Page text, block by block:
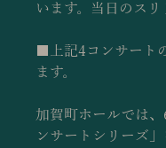
います。当日のスリ
■上記4コンサート
ます。
加賀町ホールでは
ンサートシリーズ